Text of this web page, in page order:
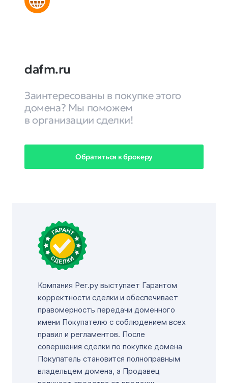
dafm.ru
Заинтересованы в покупке этого
домена? Мы поможем
в организации сделки!
Обратиться к брокеру
Компания Рег.ру выступает Гарантом
корректности сделки и обеспечивает
правомерность передачи доменного
имени Покупателю с соблюдением всех
правил и регламентов. После
совершения сделки по покупке домена
Покупатель становится полноправным
владельцем домена, а Продавец